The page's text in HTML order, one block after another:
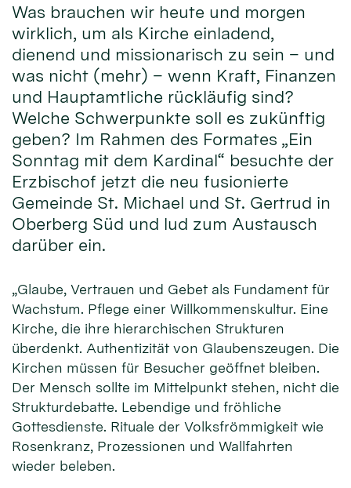
Was brauchen wir heute und morgen
wirklich, um als Kirche einladend,
dienend und missionarisch zu sein – und
was nicht (mehr) – wenn Kraft, Finanzen
und Hauptamtliche rückläufig sind?
Welche Schwerpunkte soll es zukünftig
geben? Im Rahmen des Formates „Ein
Sonntag mit dem Kardinal“ besuchte der
Erzbischof jetzt die neu fusionierte
Gemeinde St. Michael und St. Gertrud in
Oberberg Süd und lud zum Austausch
darüber ein.
„Glaube, Vertrauen und Gebet als Fundament für
Wachstum. Pflege einer Willkommenskultur. Eine
Kirche, die ihre hierarchischen Strukturen
überdenkt. Authentizität von Glaubenszeugen. Die
Kirchen müssen für Besucher geöffnet bleiben.
Der Mensch sollte im Mittelpunkt stehen, nicht die
Strukturdebatte. Lebendige und fröhliche
Gottesdienste. Rituale der Volksfrömmigkeit wie
Rosenkranz, Prozessionen und Wallfahrten
wieder beleben.